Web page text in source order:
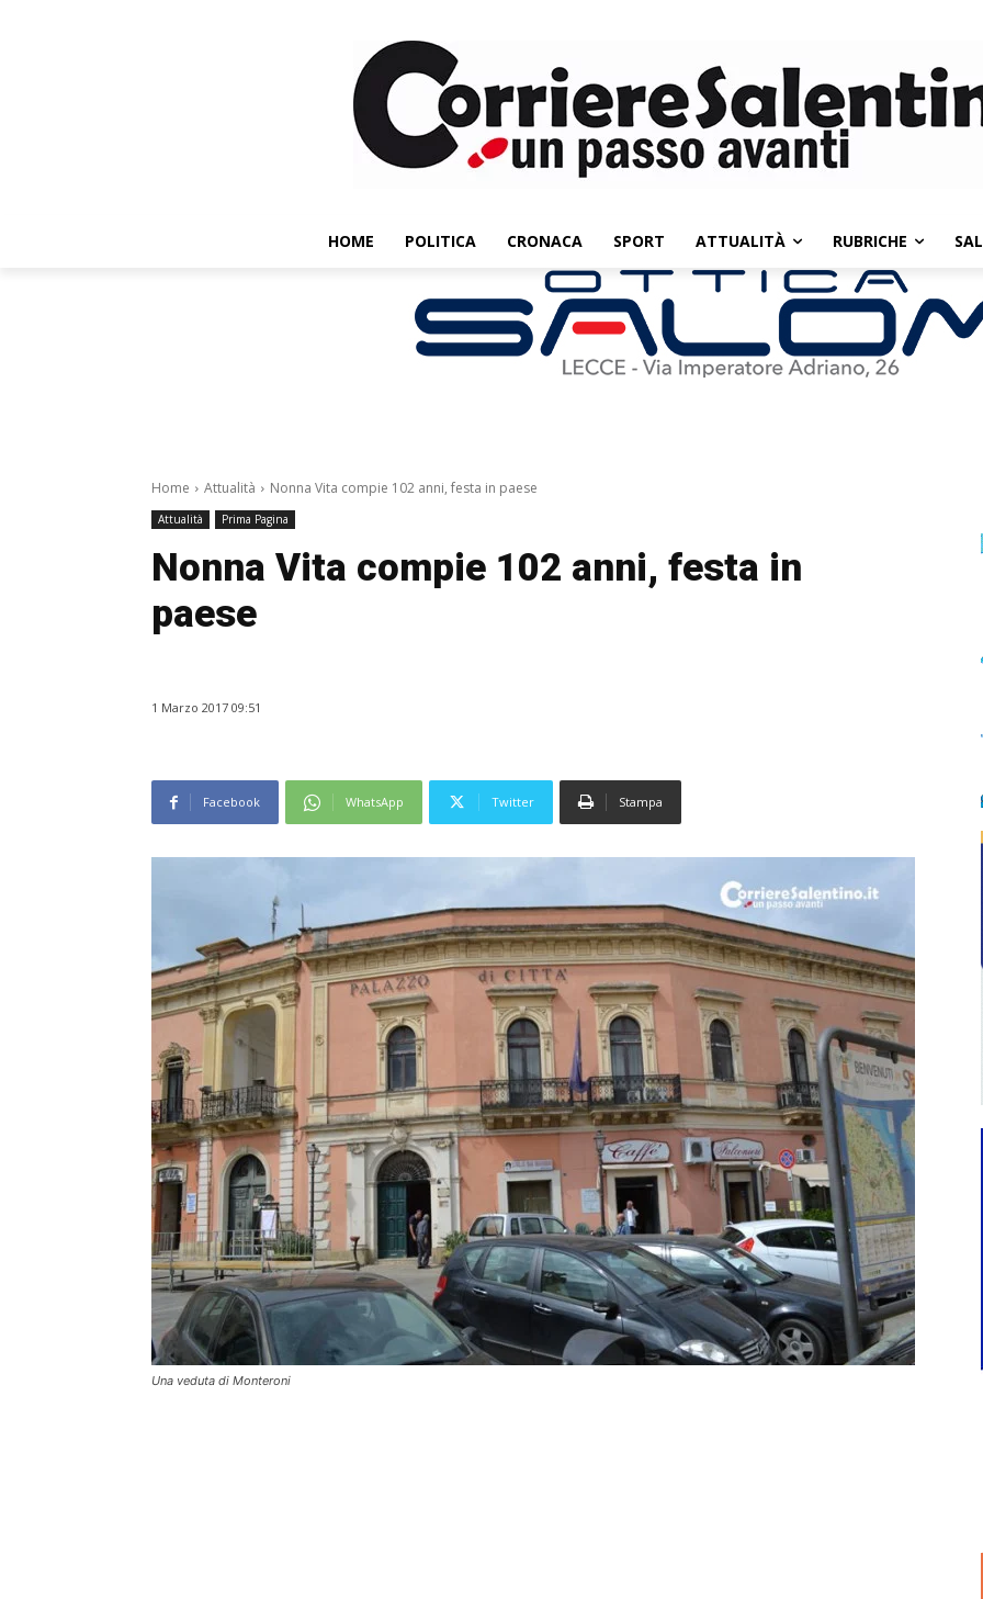
HOME POLITICA CRONACA SPORT ATTUALITÀ RUBRICHE
Home Attualità Nonna Vita compie 102 anni, festa in paese
Attualità Prima Pagina
Nonna Vita compie 102 anni, festa in
paese
1 Marzo 2017 09:51
Facebook WhatsApp Twitter Stampa
Una veduta di Monteroni